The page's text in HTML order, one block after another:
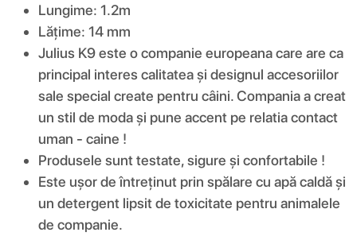
Lungime: 1.2m
Lățime: 14 mm
Julius K9 este o companie europeana care are ca
principal interes calitatea și designul accesoriilor
sale special create pentru câini. Compania a creat
un stil de moda și pune accent pe relatia contact
uman - caine !
Produsele sunt testate, sigure și confortabile !
Este ușor de întreținut prin spălare cu apă caldă şi
un detergent lipsit de toxicitate pentru animalele
de companie.